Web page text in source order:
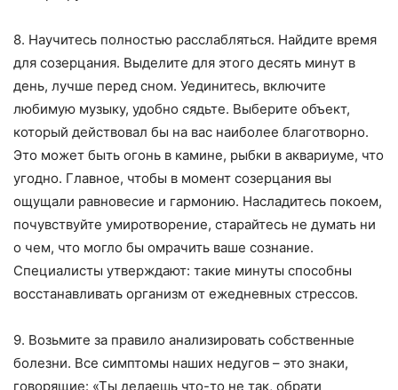
8. Научитесь полностью расслабляться. Найдите время
для созерцания. Выделите для этого десять минут в
день, лучше перед сном. Уединитесь, включите
любимую музыку, удобно сядьте. Выберите объект,
который действовал бы на вас наиболее благотворно.
Это может быть огонь в камине, рыбки в аквариуме, что
угодно. Главное, чтобы в момент созерцания вы
ощущали равновесие и гармонию. Насладитесь покоем,
почувствуйте умиротворение, старайтесь не думать ни
о чем, что могло бы омрачить ваше сознание.
Специалисты утверждают: такие минуты способны
восстанавливать организм от ежедневных стрессов.
9. Возьмите за правило анализировать собственные
болезни. Все симптомы наших недугов – это знаки,
говорящие: «Ты делаешь что-то не так, обрати